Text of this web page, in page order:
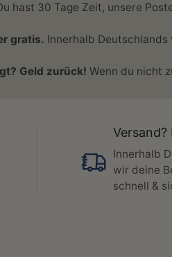
hast 30 Tage Zeit, unsere
gratis. Innerhalb
Geld zurück! Wenn du nicht
Innerhalb
wir deine
schnell &